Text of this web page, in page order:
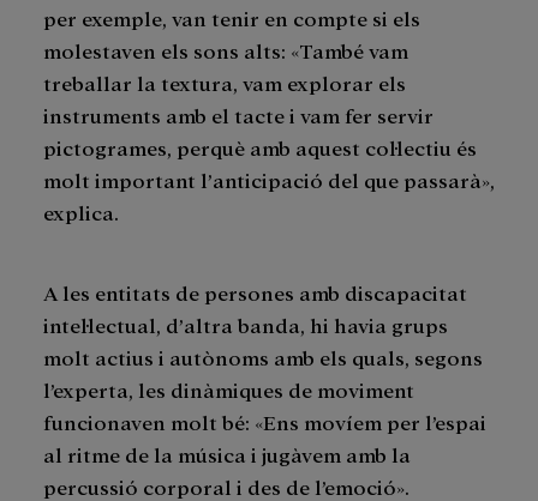
per exemple, van tenir en compte si els
molestaven els sons alts: «També vam
treballar la textura, vam explorar els
instruments amb el tacte i vam fer servir
pictogrames, perquè amb aquest col·lectiu és
molt important l’anticipació del que passarà»,
explica.
A les entitats de persones amb discapacitat
intel·lectual, d’altra banda, hi havia grups
molt actius i autònoms amb els quals, segons
l’experta, les dinàmiques de moviment
funcionaven molt bé: «Ens movíem per l’espai
al ritme de la música i jugàvem amb la
percussió corporal i des de l’emoció».